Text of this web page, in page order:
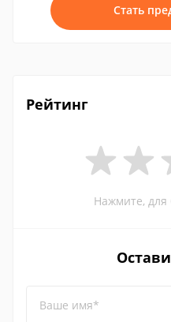
Стать
Рейтинг
Нажмите, для
Ваше имя*